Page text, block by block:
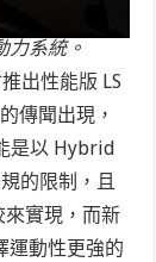
力系統。
出性能版 LS
傳聞出現，
是以 Hybrid
的限制，且
來實現，而新
運動性更強的